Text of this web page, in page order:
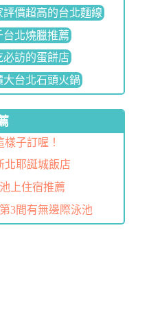
評價超高的台北麵線
台北燒臘推薦
必訪的蛋餅店
台北石頭火鍋
子訂喔！
北耶誕城飯店
上住宿推薦
3間有無邊際泳池